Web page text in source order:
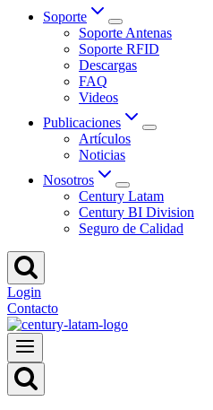
Soporte
Soporte Antenas
Soporte RFID
Descargas
FAQ
Videos
Publicaciones
Artículos
Noticias
Nosotros
Century Latam
Century BI Division
Seguro de Calidad
Login
Contacto